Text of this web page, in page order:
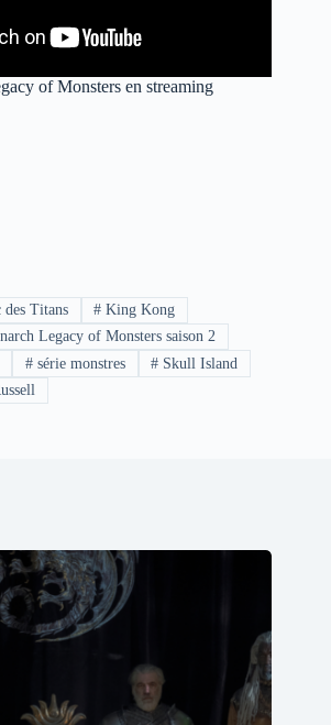
of Monsters en streaming
Titans # King Kong
Legacy of Monsters saison 2
#série monstres # Skull Island